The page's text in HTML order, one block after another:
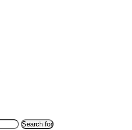
Search for